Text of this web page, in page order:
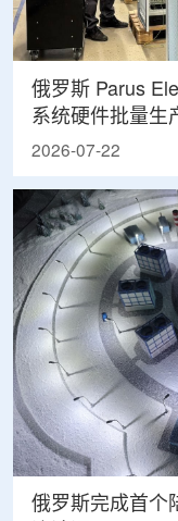
俄罗斯 Parus
系统硬件批量生
2026-07-22
俄罗斯完成首个